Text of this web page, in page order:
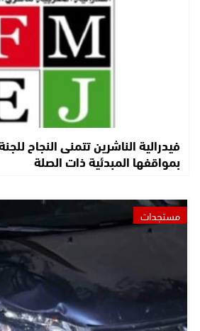
فيدرالية الناشرين تتمنى النجاح
بمواقفها المبدئية ذات الصلة
مستجدات